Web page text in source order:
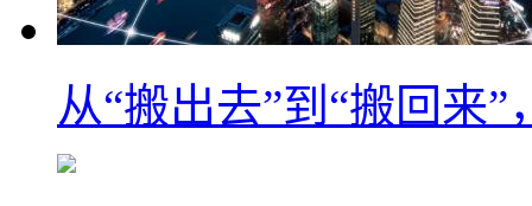
从“搬出去”到“搬回来